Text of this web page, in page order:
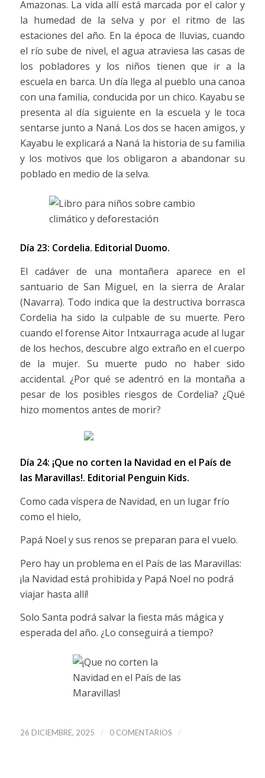
Amazonas. La vida allí está marcada por el calor y
la humedad de la selva y por el ritmo de las
estaciones del año. En la época de lluvias, cuando
el río sube de nivel, el agua atraviesa las casas de
los pobladores y los niños tienen que ir a la
escuela en barca. Un día llega al pueblo una canoa
con una familia, conducida por un chico. Kayabu se
presenta al día siguiente en la escuela y le toca
sentarse junto a Naná. Los dos se hacen amigos, y
Kayabu le explicará a Naná la historia de su familia
y los motivos que los obligaron a abandonar su
poblado en medio de la selva.
Día 23: Cordelia. Editorial Duomo.
El cadáver de una montañera aparece en el
santuario de San Miguel, en la sierra de Aralar
(Navarra). Todo indica que la destructiva borrasca
Cordelia ha sido la culpable de su muerte. Pero
cuando el forense Aitor Intxaurraga acude al lugar
de los hechos, descubre algo extraño en el cuerpo
de la mujer. Su muerte pudo no haber sido
accidental. ¿Por qué se adentró en la montaña a
pesar de los posibles riesgos de Cordelia? ¿Qué
hizo momentos antes de morir?
Día 24: ¡Que no corten la Navidad en el País de
las Maravillas!. Editorial Penguin Kids.
Como cada víspera de Navidad, en un lugar frío
como el hielo,
Papá Noel y sus renos se preparan para el vuelo.
Pero hay un problema en el País de las Maravillas:
¡la Navidad está prohibida y Papá Noel no podrá
viajar hasta allí!
Solo Santa podrá salvar la fiesta más mágica y
esperada del año. ¿Lo conseguirá a tiempo?
26 DICIEMBRE, 2025 / 0 COMENTARIOS /